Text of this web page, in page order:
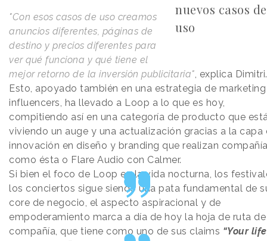
nuevos casos de
uso
"Con esos casos de uso creamos
anuncios diferentes, páginas de
destino y precios diferentes para
ver qué funciona y qué tiene el
mejor retorno de la inversión publicitaria", explica Dimitri.
Esto, apoyado también en una estrategia de
influencers, ha llevado a Loop a lo que es hoy,
compitiendo así en una categoría de producto que
viviendo un auge y una actualización gracias a la capa
innovación en diseño y branding que realizan
como ésta o Flare Audio con Calmer.
Si bien el foco de Loop en la vida nocturna, los
los conciertos sigue siendo una pata fundamental de
core de negocio, el aspecto aspiracional y de
empoderamiento marca a día de hoy la hoja de ruta
compañía, que tiene como uno de sus claims “Your